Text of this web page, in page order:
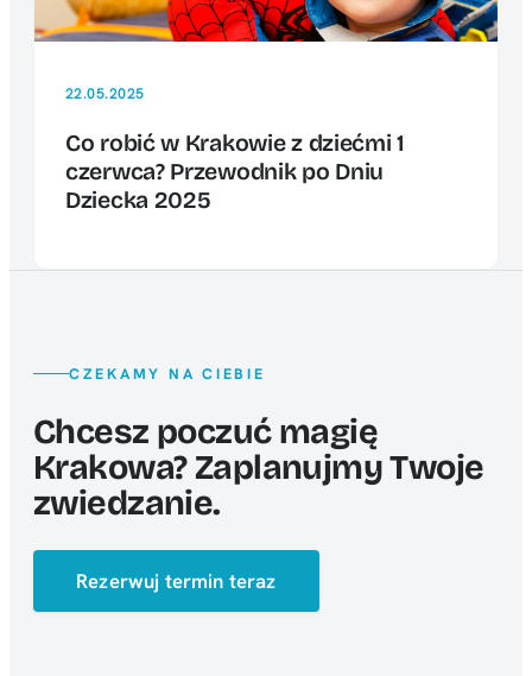
22.05.2025
Co robić w Krakowie z dziećmi 1
czerwca? Przewodnik po Dniu
Dziecka 2025
CZEKAMY NA CIEBIE
Chcesz poczuć magię
Krakowa? Zaplanujmy Twoje
zwiedzanie.
Rezerwuj termin teraz